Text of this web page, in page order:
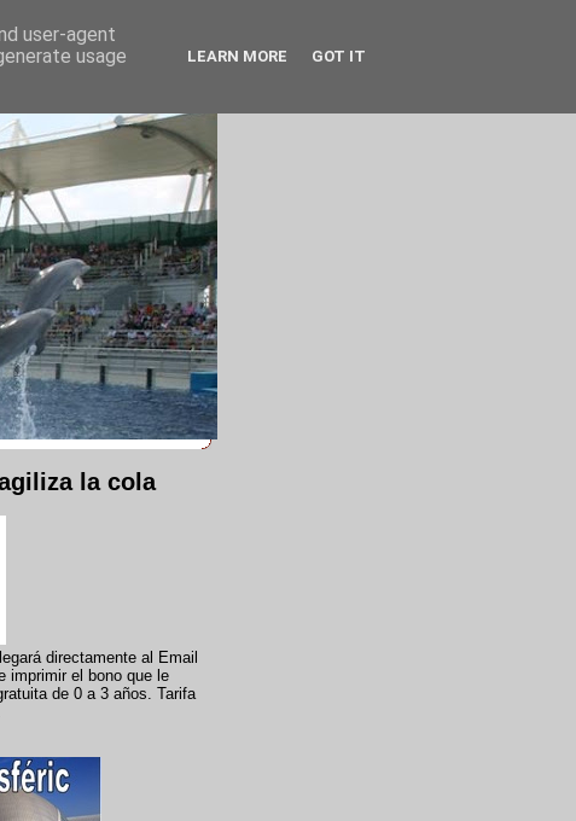
la cola
directamente al Email
imprimir el bono que le
de 0 a 3 años. Tarifa
user-agent
usage
LEARN MORE GOT IT